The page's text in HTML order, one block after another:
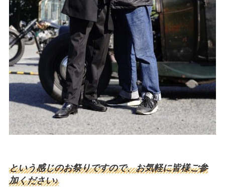
という感じのお祭りですので、お気軽に皆様ご参
加ください♪